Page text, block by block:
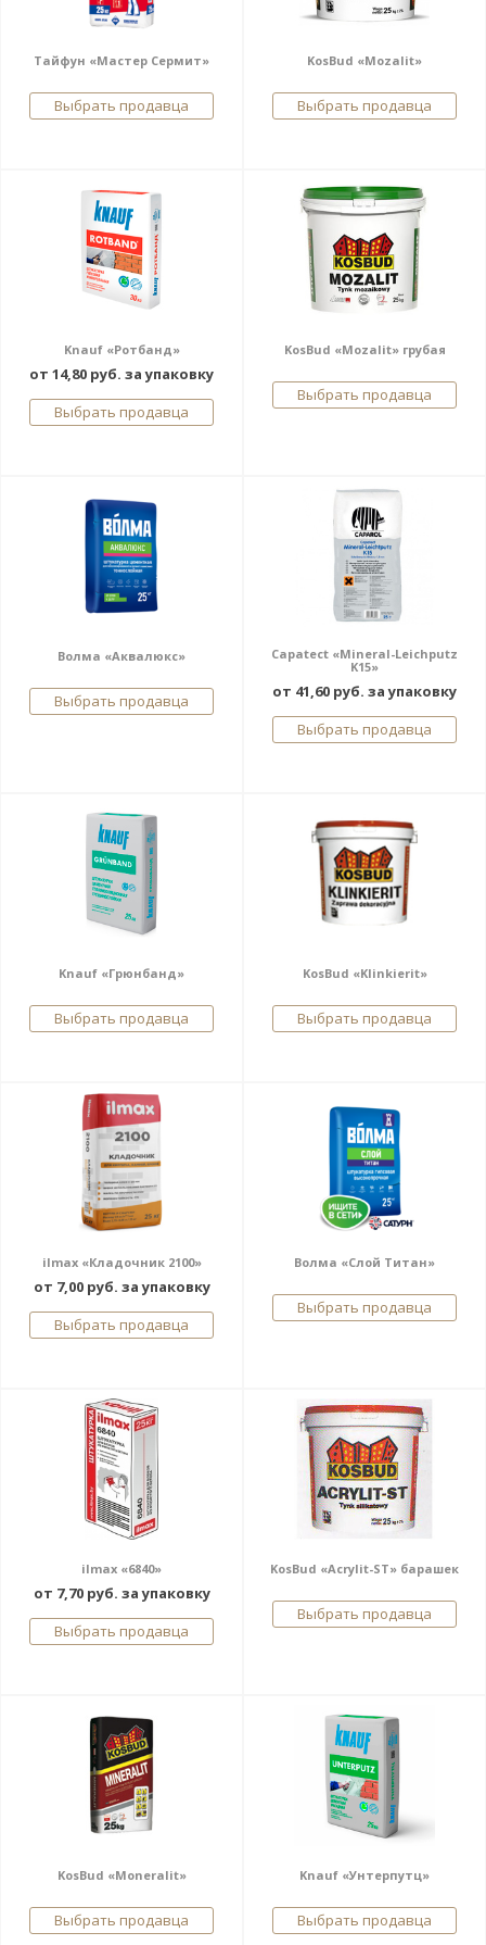
Тайфун «Мастер Сермит»
Выбрать продавца
KosBud «Mozalit»
Выбрать продавца
Knauf «Ротбанд»
от 14,80 руб. за упаковку
Выбрать продавца
KosBud «Mozalit» грубая
Выбрать продавца
Волма «Аквалюкс»
Выбрать продавца
Capatect «Mineral-Leichputz
K15»
от 41,60 руб. за упаковку
Выбрать продавца
Knauf «Грюнбанд»
Выбрать продавца
KosBud «Klinkierit»
Выбрать продавца
ilmax «Кладочник 2100»
от 7,00 руб. за упаковку
Выбрать продавца
Волма «Слой Титан»
Выбрать продавца
ilmax «6840»
от 7,70 руб. за упаковку
Выбрать продавца
KosBud «Acrylit-SТ» барашек
Выбрать продавца
KosBud «Moneralit»
Выбрать продавца
Knauf «Унтерпутц»
Выбрать продавца